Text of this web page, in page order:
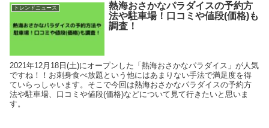
トレンドニュース
熱海おさかなパラダイスの予約方
法や駐車場！口コミや値段(価格)も
調査！
2021年12月18日(土)にオープンした「熱海おさかなパラダイス」が人気
ですね！！お刺身食べ放題という他にはあまりない手法で満足度を得
ていらっしゃいます。そこで今回は熱海おさかなパラダイスの予約方
法や駐車場、口コミや値段(価格)などについて見て行きたいと思いま
す。